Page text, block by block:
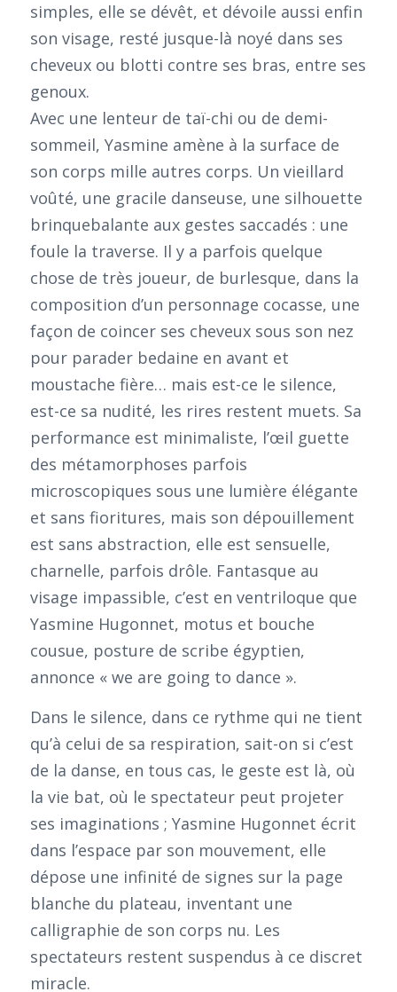
simples, elle se dévêt, et dévoile aussi enfin
son visage, resté jusque-là noyé dans ses
cheveux ou blotti contre ses bras, entre ses
genoux.
Avec une lenteur de taï-chi ou de demi-
sommeil, Yasmine amène à la surface de
son corps mille autres corps. Un vieillard
voûté, une gracile danseuse, une silhouette
brinquebalante aux gestes saccadés : une
foule la traverse. Il y a parfois quelque
chose de très joueur, de burlesque, dans la
composition d’un personnage cocasse, une
façon de coincer ses cheveux sous son nez
pour parader bedaine en avant et
moustache fière… mais est-ce le silence,
est-ce sa nudité, les rires restent muets. Sa
performance est minimaliste, l’œil guette
des métamorphoses parfois
microscopiques sous une lumière élégante
et sans fioritures, mais son dépouillement
est sans abstraction, elle est sensuelle,
charnelle, parfois drôle. Fantasque au
visage impassible, c’est en ventriloque que
Yasmine Hugonnet, motus et bouche
cousue, posture de scribe égyptien,
annonce « we are going to dance ».
Dans le silence, dans ce rythme qui ne tient
qu’à celui de sa respiration, sait-on si c’est
de la danse, en tous cas, le geste est là, où
la vie bat, où le spectateur peut projeter
ses imaginations ; Yasmine Hugonnet écrit
dans l’espace par son mouvement, elle
dépose une infinité de signes sur la page
blanche du plateau, inventant une
calligraphie de son corps nu. Les
spectateurs restent suspendus à ce discret
miracle.